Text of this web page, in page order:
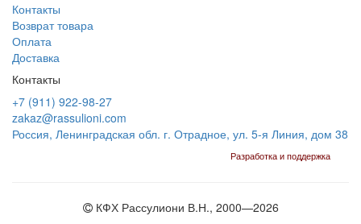
Контакты
Возврат товара
Оплата
Доставка
Контакты
+7 (911) 922-98-27
zakaz@rassulioni.com
Россия, Ленинградская обл. г. Отрадное, ул. 5-я Линия, дом 38
Разработка и поддержка
КФХ Рассулиони В.Н., 2000—2026